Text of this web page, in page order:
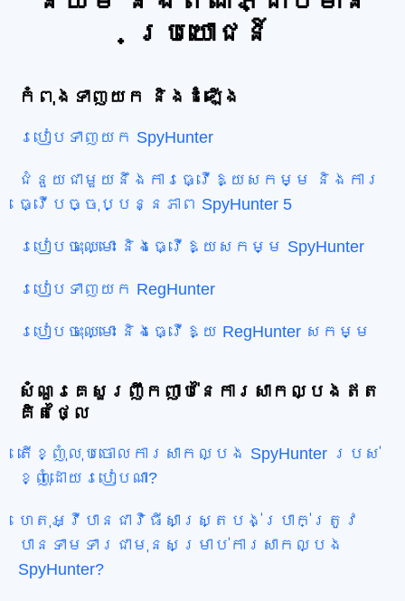
ប្រយោជន៍
កំពុងទាញយក និងដំឡើង
របៀបទាញយក SpyHunter
ជំនួយជាមួយនឹងការធ្វើឱ្យសកម្ម និងការ
ធ្វើបច្ចុប្បន្នភាព SpyHunter 5
របៀបចុះឈ្មោះ និងធ្វើឱ្យសកម្ម SpyHunter
របៀបទាញយក RegHunter
របៀបចុះឈ្មោះ និងធ្វើឱ្យ RegHunter សកម្ម
សំណួរគេសួរញឹកញាប់នៃការសាកល្បងឥត
គិតថ្លៃ
តើខ្ញុំលុបចោលការសាកល្បង SpyHunter របស់
ខ្ញុំដោយរបៀបណា?
ហេតុអ្វីបានជាវិធីសាស្រ្តបង់ប្រាក់ត្រូវ
បានទាមទារជាមុនសម្រាប់ការសាកល្បង
SpyHunter?